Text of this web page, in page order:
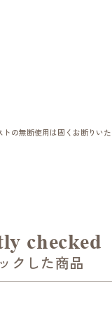
の無断使用は固くお断りい
checked
クした商品